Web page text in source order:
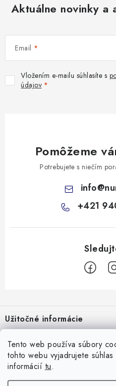
Tento web používa súbory
tohto webu vyjadrujete
informácií tu.
Aktuálne novinky a
Email
Vložením e-mailu súhlasíte s
údajov
Pomôžeme
Potrebujete s niečím
info@
+421
p
ä
Užitočné informácie
O nás
Všetko o nákupe
10 Neuveriteľných tipov na
Facebook